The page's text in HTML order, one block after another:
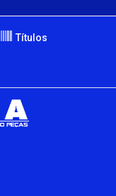
Títulos